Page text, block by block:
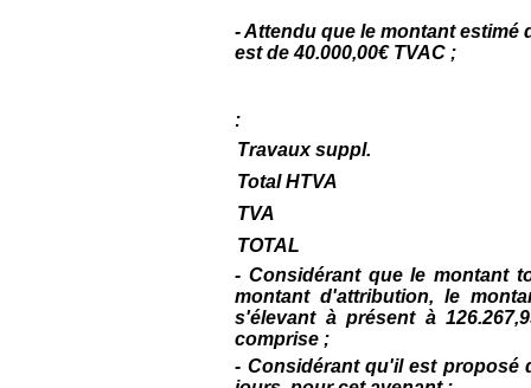
- Attendu que le montant estimé
est de 40.000,00€ TVAC ;
:
Travaux suppl.
Total HTVA
TVA
TOTAL
- Considérant que le montant
montant d'attribution, le
s'élevant à présent à
comprise ;
- Considérant qu'il est proposé